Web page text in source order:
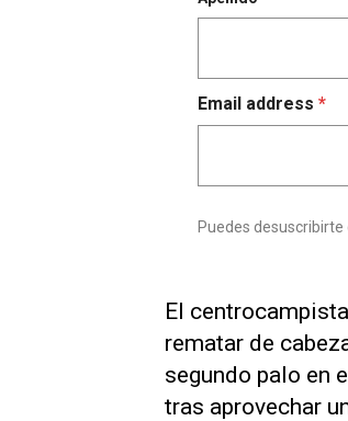
El
rematar ⁠de
segundo palo en
‌tras aprovechar